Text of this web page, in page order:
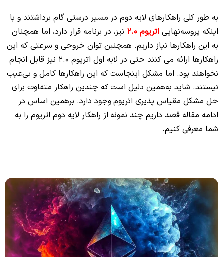
به طور کلی راهکارهای لایه دوم در مسیر درستی گام برداشتند و با
اینکه پروسه‌نهایی اتریوم 2.0
نیز، در برنامه قرار دارد، اما همچنان
به این راهکارها نیاز داریم. همچنین توان خروجی و سرعتی که این
راهکارها ارائه می کنند حتی در لایه اول اتریوم 2.0 نیز قابل انجام
نخواهند بود. اما مشکل اینجاست که این راهکارها کامل و بی‌عیب
نیستند. شاید به‌همین دلیل است که چندین راهکار متفاوت برای
حل مشکل مقیاس پذیری اتریوم وجود دارد. برهمین اساس در
ادامه مقاله قصد داریم چند نمونه از راهکار لایه دوم اتریوم را به
شما معرفی کنیم.